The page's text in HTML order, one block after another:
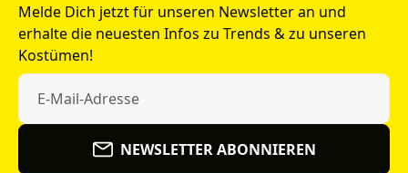
Melde Dich jetzt für unseren Newsletter an und
erhalte die neuesten Infos zu Trends & zu unseren
Kostümen!
NEWSLETTER ABONNIEREN